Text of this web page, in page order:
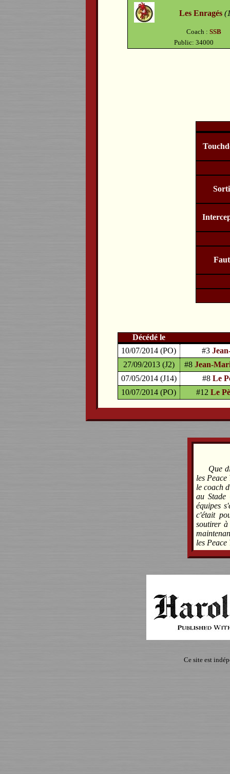
Les Enragés
Coach :SSB
Public: 34000
Décédé le
10/07/2014 (PO)
#3
27/09/2013 (J2)
#8Jean-
07/05/2014 (J14)
#8Le
10/07/2014 (PO)
#12Le
Que
les
le coach
au
équipes
c'était
soutirer à
les
Ce site est